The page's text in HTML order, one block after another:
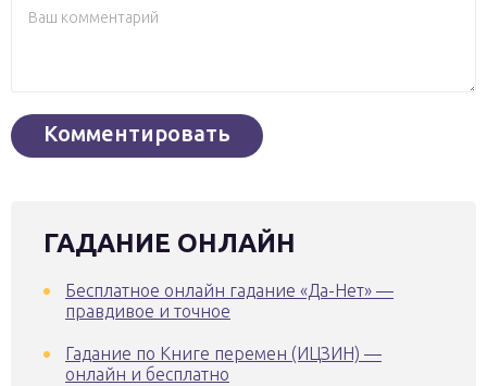
ГАДАНИЕ ОНЛАЙН
Бесплатное онлайн гадание «Да-Нет» —
правдивое и точное
Гадание по Книге перемен (ИЦЗИН) —
онлайн и бесплатно